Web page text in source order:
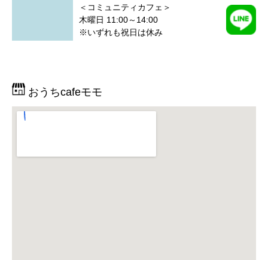
＜コミュニティカフェ＞
木曜日 11:00～14:00
※いずれも祝日は休み
おうちcafeモモ